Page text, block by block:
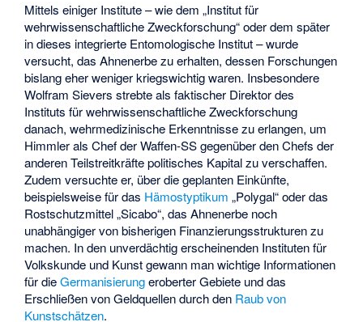
Mittels einiger Institute – wie dem „Institut für
wehrwissenschaftliche Zweckforschung“ oder dem später
in dieses integrierte Entomologische Institut – wurde
versucht, das Ahnenerbe zu erhalten, dessen Forschungen
bislang eher weniger kriegswichtig waren. Insbesondere
Wolfram Sievers strebte als faktischer Direktor des
Instituts für wehrwissenschaftliche Zweckforschung
danach, wehrmedizinische Erkenntnisse zu erlangen, um
Himmler als Chef der Waffen-SS gegenüber den Chefs der
anderen Teilstreitkräfte politisches Kapital zu verschaffen.
Zudem versuchte er, über die geplanten Einkünfte,
beispielsweise für das Hämostyptikum „Polygal“ oder das
Rostschutzmittel „Sicabo“, das Ahnenerbe noch
unabhängiger von bisherigen Finanzierungsstrukturen zu
machen. In den unverdächtig erscheinenden Instituten für
Volkskunde und Kunst gewann man wichtige Informationen
für dieGermanisierungeroberter Gebiete und das
Erschließen von Geldquellen durch den Raub von
Kunstschätzen.